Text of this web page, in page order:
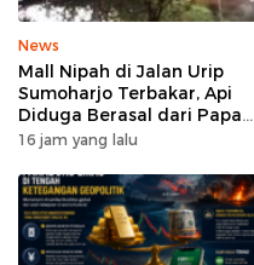
News
Mall Nipah di Jalan Urip
Sumoharjo Terbakar, Api
Diduga Berasal dari Papan
Reklame
16 jam yang lalu